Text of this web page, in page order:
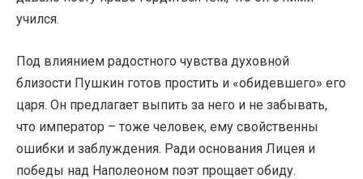
учился.
Под влиянием радостного чувства духовной
близости Пушкин готов простить и «обидевшего» его
царя. Он предлагает выпить за него и не забывать,
что император – тоже человек, ему свойственны
ошибки и заблуждения. Ради основания Лицея и
победы над Наполеоном поэт прощает обиду.